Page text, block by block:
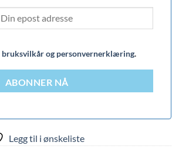
bruksvilkår og personvernerklæring.
ABONNER NÅ
Legg til i ønskeliste